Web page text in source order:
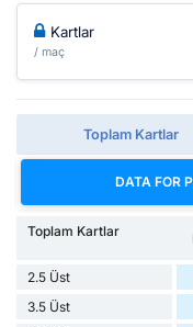
Kartlar
/ maç
Toplam Kartlar
DATA FOR
Toplam Kartlar
2.5 Üst
3.5 Üst